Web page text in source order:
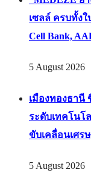
เซลล์ ครบทั้ง
Cell Bank,
5 August 2026
เมืองทองธานี
ระดับเทคโนโ
ขับเคลื่อนเศร
5 August 2026